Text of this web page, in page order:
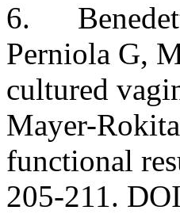
6. Benedetti
Perniola G,
cultured
Mayer-
functional
205-211.